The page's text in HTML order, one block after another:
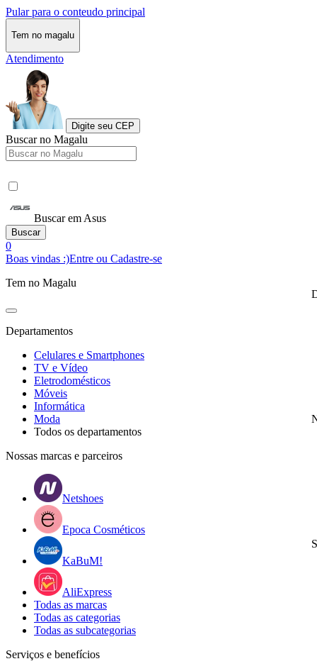
Pular para o conteudo principal
Tem no magalu
Atendimento
Digite seu CEP
Buscar no Magalu
Buscar em Asus
Buscar
0
Boas vindas :)Entre ou Cadastre-se
Tem no Magalu
Departamentos
Celulares e Smartphones
TV e Vídeo
Eletrodomésticos
Móveis
Informática
Moda
Todos os departamentos
Nossas marcas e parceiros
Netshoes
Epoca Cosméticos
KaBuM!
AliExpress
Todas as marcas
Todas as categorias
Todas as subcategorias
Serviços e benefícios